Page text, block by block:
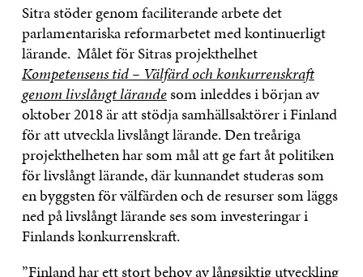
Sitra stöder genom faciliterande arbete det
parlamentariska reformarbetet med kontinuerligt
lärande. Målet för Sitras projekthelhet
Kompetensens tid – Välfärd och konkurrenskraft
genom livslångt lärandesom inleddes i början av
oktober 2018 är att stödja samhällsaktörer i Finland
för att utveckla livslångt lärande. Den treåriga
projekthelheten har som mål att ge fart åt politiken
för livslångt lärande, där kunnandet studeras som
en byggsten för välfärden och de resurser som läggs
ned på livslångt lärande ses som investeringar i
Finlands konkurrenskraft.
”Finland har ett stort behov av långsiktig utveckling